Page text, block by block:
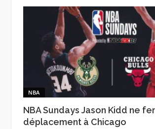
NBA
NBA Sundays Jason Kidd ne
déplacement à Chicago